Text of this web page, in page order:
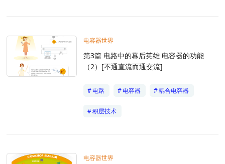
电容器世界
第3篇 电路中的幕后英雄 电容器的功能
（2）[不通直流而通交流]
电路 电容器 耦合电容器
积层技术
电容器世界